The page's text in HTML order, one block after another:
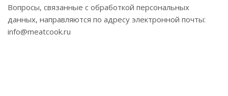
Вопросы, связанные с обработкой персональных
данных, направляются по адресу электронной почты:
info@meatcook.ru